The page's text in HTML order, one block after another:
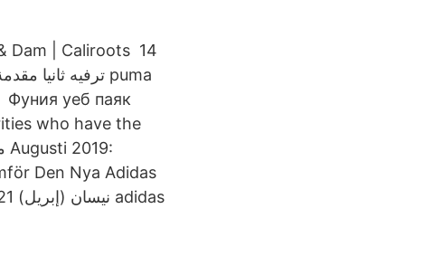
Dam | Caliroots 14
who have the
Den Nya Adidas